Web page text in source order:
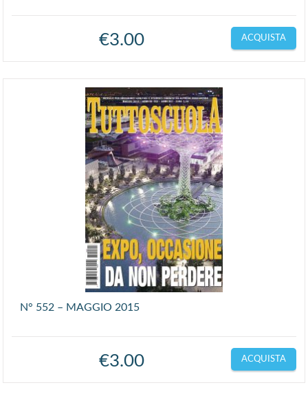
€3.00 ACQUISTA
N° 552 – MAGGIO 2015
€3.00 ACQUISTA